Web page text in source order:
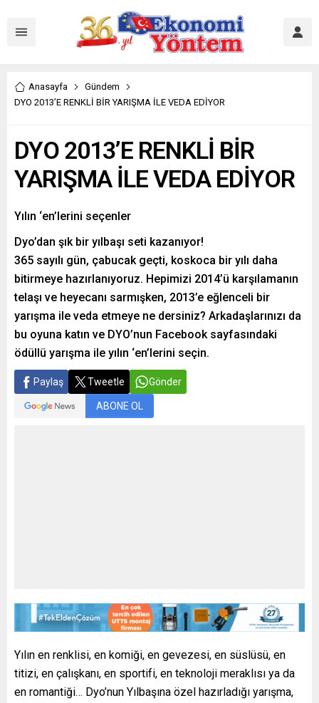
Anasayfa
Gündem
DYO 2013’E RENKLİ BİR YARIŞMA İLE VEDA EDİYOR
DYO 2013’E RENKLİ BİR
YARIŞMA İLE VEDA EDİYOR
Yılın ‘en’lerini seçenler
Dyo’dan şık bir yılbaşı seti kazanıyor!
365 sayılı gün, çabucak geçti, koskoca bir yılı daha
bitirmeye hazırlanıyoruz. Hepimizi 2014’ü karşılamanın
telaşı ve heyecanı sarmışken, 2013’e eğlenceli bir
yarışma ile veda etmeye ne dersiniz? Arkadaşlarınızı da
bu oyuna katın ve DYO’nun Facebook sayfasındaki
ödüllü yarışma ile yılın ‘en’lerini seçin.
Paylaş Tweetle Gönder
ABONE OL
Yılın en renklisi, en komiği, en gevezesi, en süslüsü, en
titizi, en çalışkanı, en sportifi, en teknoloji meraklısı ya da
en romantiği… Dyo’nun Yılbaşına özel hazırladığı yarışma,